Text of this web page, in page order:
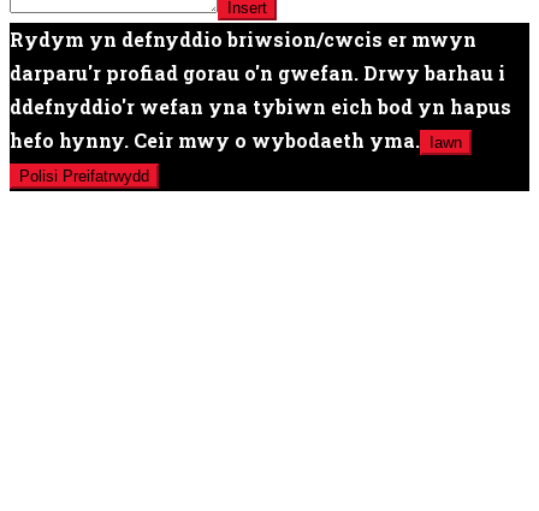
Insert
Rydym yn defnyddio briwsion/cwcis er mwyn
darparu'r profiad gorau o'n gwefan. Drwy barhau i
ddefnyddio'r wefan yna tybiwn eich bod yn hapus
hefo hynny. Ceir mwy o wybodaeth yma.
Iawn
Polisi Preifatrwydd